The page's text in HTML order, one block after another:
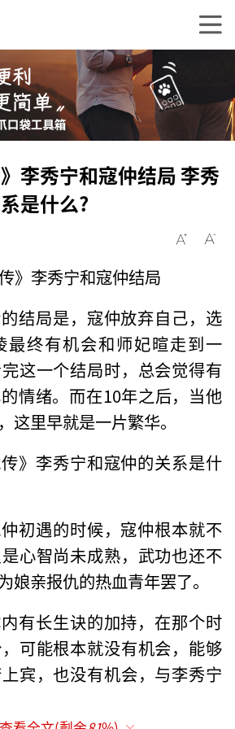
李秀宁和寇仲结局 李秀
是什么?
》李秀宁和寇仲结局
结局是，寇仲放弃自己，选
最终有机会和师妃暄走到一
这一个结局时，总会觉得有
情绪。而在10年之后，当他
这里早就是一片繁华。
传》李秀宁和寇仲的关系是什
初遇的时候，寇仲根本就不
心智尚未成熟，武功也还不
娘亲报仇的热血青年罢了。
有长生诀的加持，在那个时
可能根本就没有机会，能够
宾，也没有机会，与李秀宁